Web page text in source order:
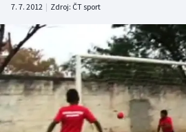
Atletika
Cyklistika
DALŠÍ SPORTY
Americký fotbal
NEPŘEHLÉDNĚTE
7. 7. 2012 | Zdroj: ČT sport